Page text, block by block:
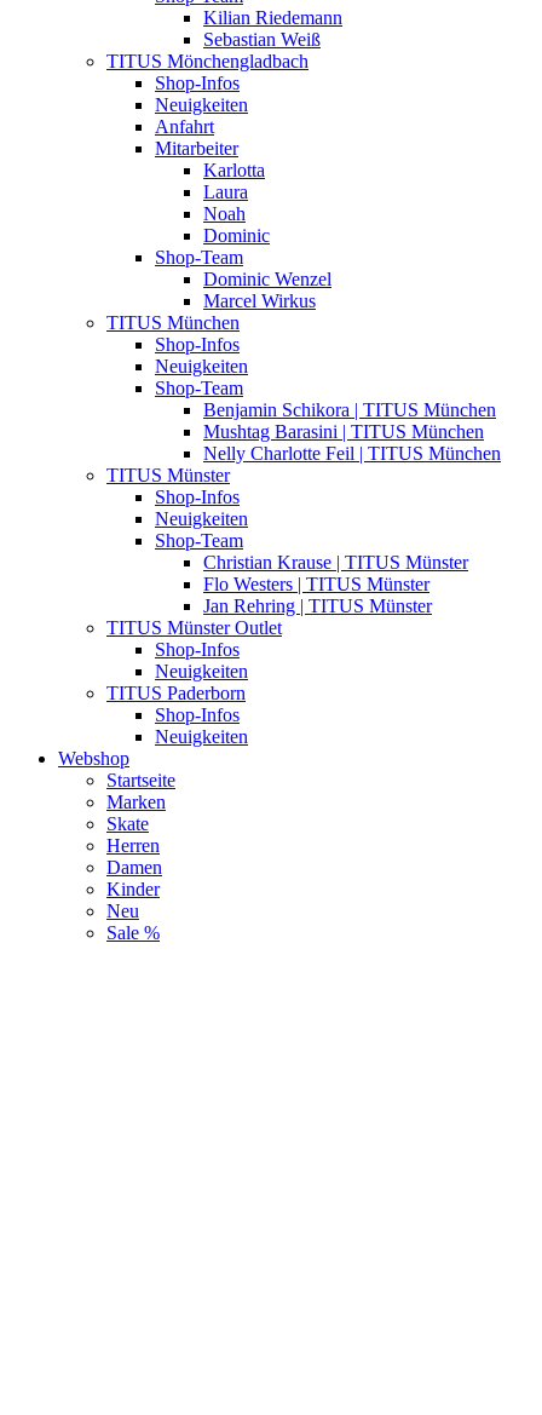
Kilian Riedemann
Sebastian Weiß
TITUS Mönchengladbach
Shop-Infos
Neuigkeiten
Anfahrt
Mitarbeiter
Karlotta
Laura
Noah
Dominic
Shop-Team
Dominic Wenzel
Marcel Wirkus
TITUS München
Shop-Infos
Neuigkeiten
Shop-Team
Benjamin Schikora | TITUS München
Mushtag Barasini | TITUS München
Nelly Charlotte Feil | TITUS München
TITUS Münster
Shop-Infos
Neuigkeiten
Shop-Team
Christian Krause | TITUS Münster
Flo Westers | TITUS Münster
Jan Rehring | TITUS Münster
TITUS Münster Outlet
Shop-Infos
Neuigkeiten
TITUS Paderborn
Shop-Infos
Neuigkeiten
Webshop
Startseite
Marken
Skate
Herren
Damen
Kinder
Neu
Sale %